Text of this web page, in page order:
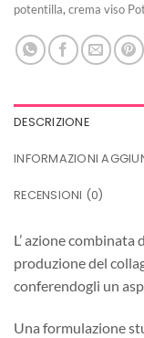
potentilla, crema viso
DESCRIZIONE
INFORMAZIONI
RECENSIONI (0)
L’ azione combinata
produzione del
conferendogli un
Una formulazione